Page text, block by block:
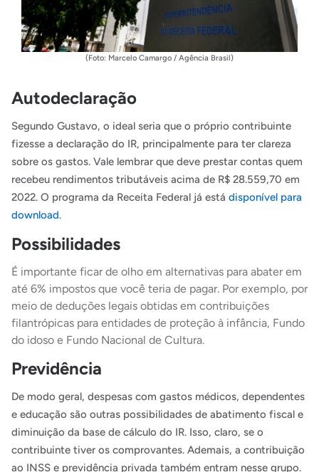
(Foto: Marcelo Camargo / Agência Brasil)
Autodeclaração
Segundo Gustavo, o ideal seria que o próprio contribuinte
fizesse a declaração do IR, principalmente para ter clareza
sobre os gastos. Vale lembrar que deve prestar contas quem
recebeu rendimentos tributáveis acima de R$ 28.559,70 em
2022. O programa da Receita Federal já está disponível para
download.
Possibilidades
É importante ficar de olho em alternativas para abater em
até 6% impostos que você teria de pagar. Por exemplo, por
meio de deduções legais obtidas em contribuições
filantrópicas para entidades de proteção à infância, Fundo
do idoso e Fundo Nacional de Cultura.
Previdência
De modo geral, despesas com gastos médicos, dependentes
e educação são outras possibilidades de abatimento fiscal e
diminuição da base de cálculo do IR. Isso, claro, se o
contribuinte tiver os comprovantes. Ademais, a contribuição
ao INSS e previdência privada também entram nesse grupo.